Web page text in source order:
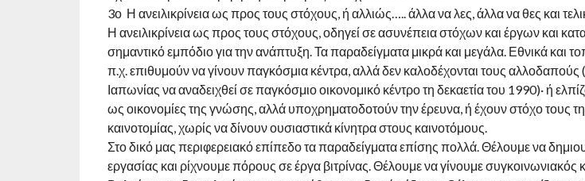
3ο Η ανειλικρίνεια ως προς τους στόχους, ή αλλιώς….. άλλα να λες, άλλα να θες και
Η ανειλικρίνεια ως προς τους στόχους, οδηγεί σε ασυνέπεια στόχων και έργων και
σημαντικό εμπόδιο για την ανάπτυξη. Τα παραδείγματα μικρά και μεγάλα. Εθνικά και
π.χ. επιθυμούν να γίνουν παγκόσμια κέντρα, αλλά δεν καλοδέχονται τους αλλοδαπούς
Ιαπωνίας να αναδειχθεί σε παγκόσμιο οικονομικό κέντρο τη δεκαετία του 1990)· ή
ως οικονομίες της γνώσης, αλλά υποχρηματοδοτούν την έρευνα, ή έχουν στόχο τους
καινοτομίας, χωρίς να δίνουν ουσιαστικά κίνητρα στους καινοτόμους.
Στο δικό μας περιφερειακό επίπεδο τα παραδείγματα επίσης πολλά. Θέλουμε να
εργασίας και ρίχνουμε πόρους σε έργα βιτρίνας. Θέλουμε να γίνουμε συγκοινωνιακός